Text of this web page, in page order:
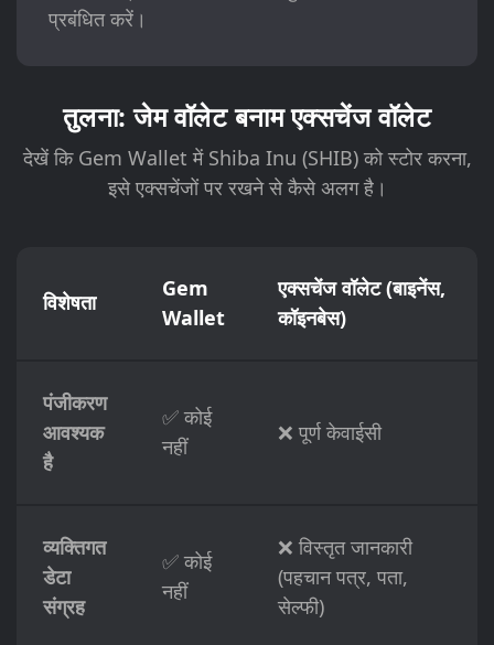
प्रबंधित करें।
तुलना: जेम वॉलेट बनाम एक्सचेंज वॉलेट
देखें कि Gem Wallet में Shiba Inu (SHIB) को स्टोर करना,
इसे एक्सचेंजों पर रखने से कैसे अलग है।
विशेषता
Gem
Wallet
एक्सचेंज वॉलेट (बाइनेंस,
कॉइनबेस)
पंजीकरण
आवश्यक
है
✅ कोई
नहीं
❌ पूर्ण केवाईसी
व्यक्तिगत
डेटा
संग्रह
✅ कोई
नहीं
❌ विस्तृत जानकारी
(पहचान पत्र, पता,
सेल्फी)